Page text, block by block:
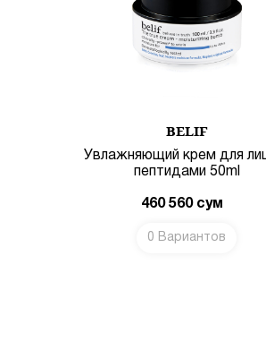
BELIF
Увлажняющий крем для
пептидами 50ml
460 560сум
0 Вариантов